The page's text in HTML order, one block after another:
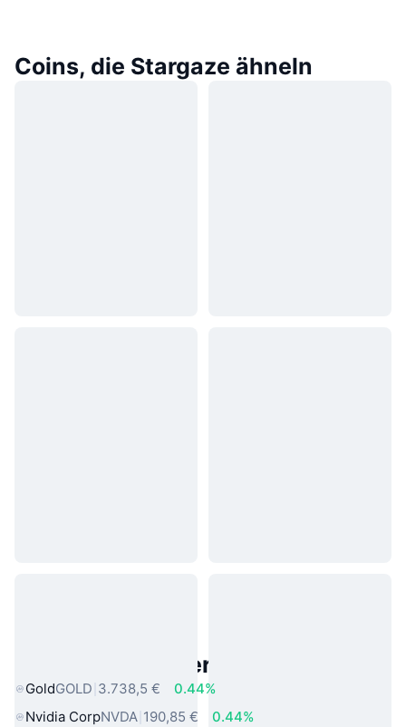
Coins, die Stargaze ähneln
Beliebte reale Vermögenswerte
GoldGOLD 3.738,5 €
0.44%
Nvidia CorpNVDA 190,85 €
0.44%